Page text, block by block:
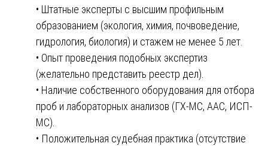
• Штатные эксперты с высшим профильным
образованием (экология, химия, почвоведение,
гидрология, биология) и стажем не менее 5 лет.
• Опыт проведения подобных экспертиз
(желательно представить реестр дел).
• Наличие собственного оборудования для отбора
проб и лабораторных анализов (ГХ-МС, ААС, ИСП-
МС).
• Положительная судебная практика (отсутствие